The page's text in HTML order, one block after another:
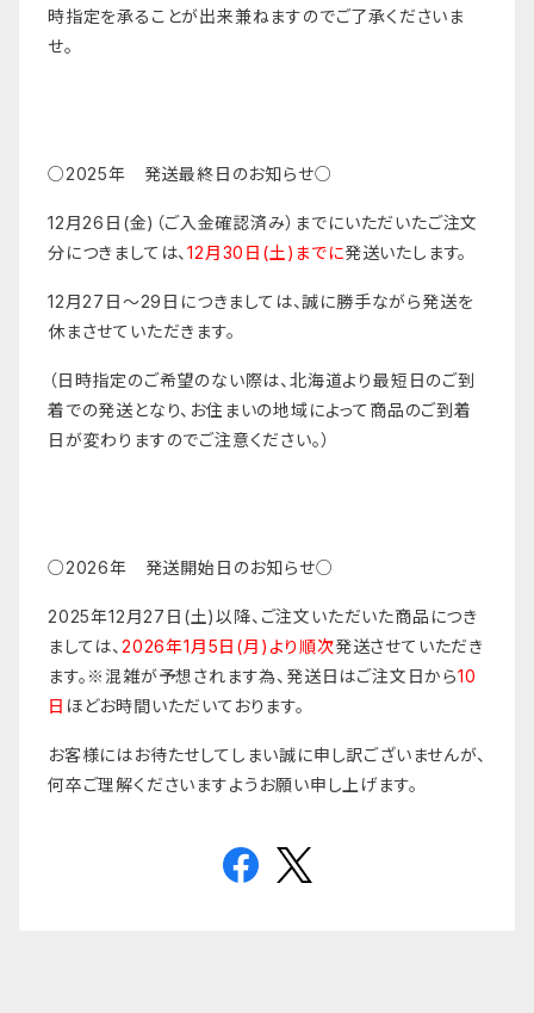
時指定を承ることが出来兼ねますのでご了承くださいま
せ。
○2025年 発送最終日のお知らせ○
12月26日(金)（ご入金確認済み）までにいただいたご注文
分につきましては、12月30日(土)までに発送いたします。
12月27日〜29日につきましては、誠に勝手ながら発送を
休まさせていただきます。
（日時指定のご希望のない際は、北海道より最短日のご到
着での発送となり、お住まいの地域によって商品のご到着
日が変わりますのでご注意ください。）
○2026年 発送開始日のお知らせ○
2025年12月27日(土)以降、ご注文いただいた商品につき
ましては、 2026年1月5日(月)より順次発送させていただき
ます。※混雑が予想されます為、発送日はご注文日から10
日 ほどお時間いただいております。
お客様にはお待たせしてしまい誠に申し訳ございませんが、
何卒ご理解くださいますようお願い申し上げます。